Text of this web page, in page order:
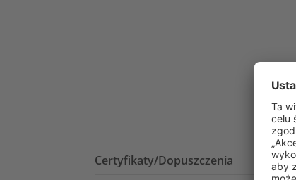
Certyfikaty/Dopuszczenia